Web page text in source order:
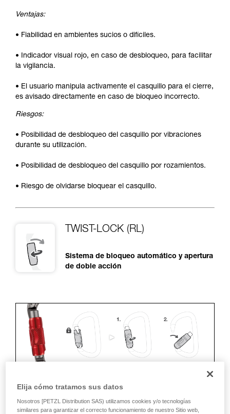
Ventajas:
• Fiabilidad en ambientes sucios o difíciles.
• Indicador visual rojo, en caso de desbloqueo, para facilitar
la vigilancia.
• El usuario manipula activamente el casquillo para el cierre,
es avisado directamente en caso de bloqueo incorrecto.
Riesgos:
• Posibilidad de desbloqueo del casquillo por vibraciones
durante su utilización.
• Posibilidad de desbloqueo del casquillo por rozamientos.
• Riesgo de olvidarse bloquear el casquillo.
TWIST-LOCK (RL)
Sistema de bloqueo automático y apertura
de doble acción
ERGONOMÍA
Elija cómo tratamos sus datos
Nosotros [PETZL Distribution SAS) utilizamos cookies y/o tecnologías
similares para garantizar el correcto funcionamiento de nuestro Sitio web,